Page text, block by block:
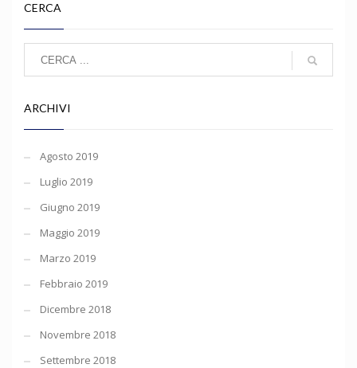
CERCA
ARCHIVI
Agosto 2019
Luglio 2019
Giugno 2019
Maggio 2019
Marzo 2019
Febbraio 2019
Dicembre 2018
Novembre 2018
Settembre 2018